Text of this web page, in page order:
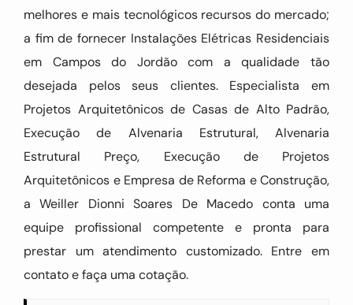
melhores e mais tecnológicos recursos do mercado;
a fim de fornecer Instalações Elétricas Residenciais
em Campos do Jordão com a qualidade tão
desejada pelos seus clientes. Especialista em
Projetos Arquitetônicos de Casas de Alto Padrão,
Execução de Alvenaria Estrutural, Alvenaria
Estrutural Preço, Execução de Projetos
Arquitetônicos e Empresa de Reforma e Construção,
a Weiller Dionni Soares De Macedo conta uma
equipe profissional competente e pronta para
prestar um atendimento customizado. Entre em
contato e faça uma cotação.